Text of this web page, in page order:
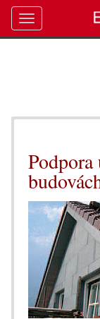
Toggle
navigation